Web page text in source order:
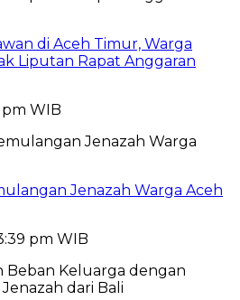
di Aceh Timur, Warga
Liputan Rapat Anggaran
WIB
Jenazah Warga Aceh
pm WIB